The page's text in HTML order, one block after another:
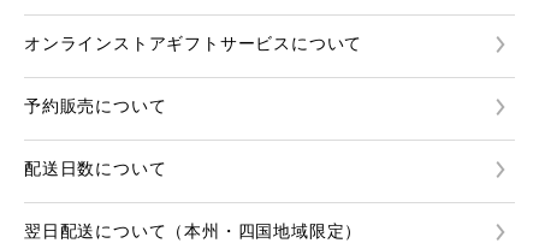
オンラインストアギフトサービスについて
予約販売について
配送日数について
翌日配送について（本州・四国地域限定）